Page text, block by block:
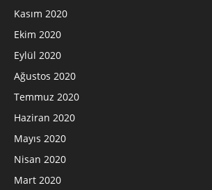
Kasım 2020
Ekim 2020
Eylül 2020
Ağustos 2020
Temmuz 2020
Haziran 2020
Mayıs 2020
Nisan 2020
Mart 2020